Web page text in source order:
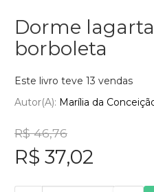
Dorme
borboleta
Este livro teve 13 vendas
Autor(a): Marília da
R$ 46,76
R$ 37,02